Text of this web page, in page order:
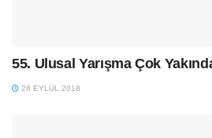
55. Ulusal Yarışma Çok
26 EYLÜL 2018